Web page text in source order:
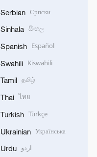
Serbian Српски
Sinhala සිංහල
Spanish Español
Swahili Kiswahili
Tamil தமிழ்
Thai ไทย
Turkish Türkçe
Ukrainian Українська
Urdu اردو